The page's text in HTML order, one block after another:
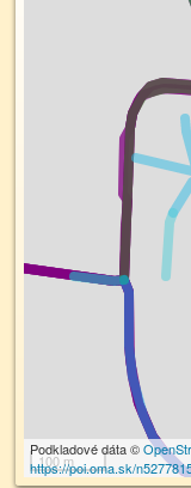
100 m
Podkladové dáta ©
https://poi.oma.sk/